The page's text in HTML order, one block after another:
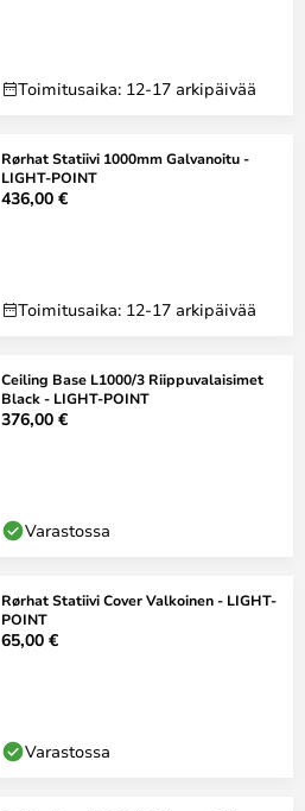
Toimitusaika: 12-17 arkipäivää
Rørhat Statiivi 1000mm Galvanoitu -
LIGHT-POINT
436,00 €
Toimitusaika: 12-17 arkipäivää
Ceiling Base L1000/3 Riippuvalaisimet
Black - LIGHT-POINT
376,00 €
Varastossa
Rørhat Statiivi Cover Valkoinen - LIGHT-
POINT
65,00 €
Varastossa